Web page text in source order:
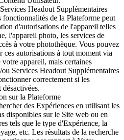
Headout Supplémentaires
fonctionnalités de la Plateforme peut
d'autorisations de l'appareil telles
l'appareil photo, les services de
à votre photothèque. Vous pouvez
ces autorisations à tout moment via
votre appareil, mais certaines
Services Headout Supplémentaires
correctement si les
sur la Plateforme
des Expériences en utilisant les
disponibles sur le Site web ou en
tels que le type d'Expérience, la
etc. Les résultats de la recherche